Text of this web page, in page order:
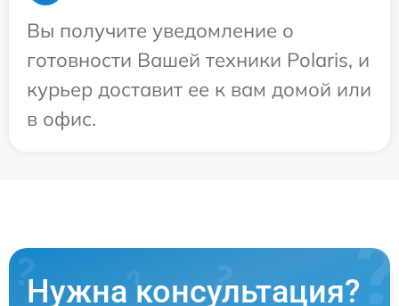
Вы получите уведомление о
готовности Вашей техники Polaris, и
курьер доставит ее к вам домой или
в офис.
Нужна консультация?